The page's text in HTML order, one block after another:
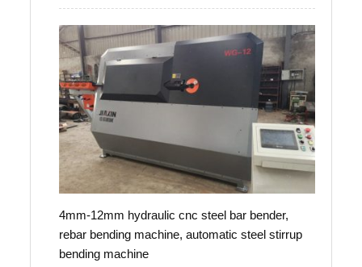
4mm-12mm hydraulic cnc steel bar bender,
rebar bending machine, automatic steel stirrup
bending machine